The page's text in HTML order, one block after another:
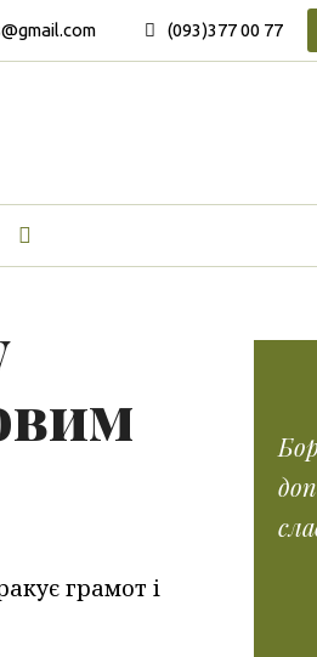
(093)377 00 77
грамот і